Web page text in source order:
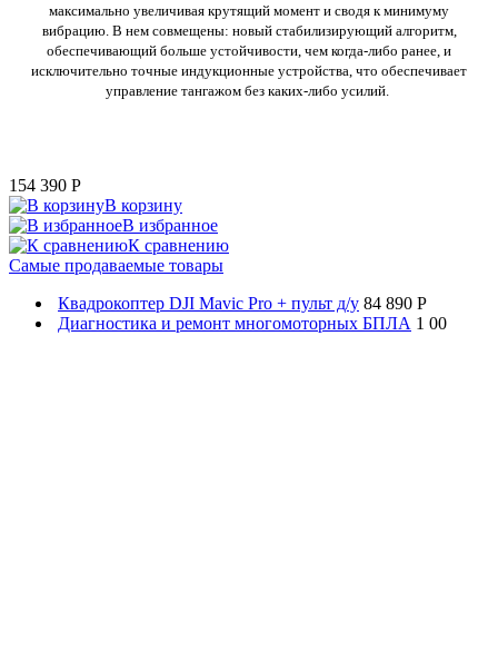
максимально увеличивая крутящий момент и сводя к минимуму
вибрацию. В нем совмещены: новый стабилизирующий алгоритм,
обеспечивающий больше устойчивости, чем когда-либо ранее, и
исключительно точные индукционные устройства, что обеспечивает
управление тангажом без каких-либо усилий.
154 390 P
В корзину
В избранное
К сравнению
Самые продаваемые товары
Квадрокоптер DJI Mavic Pro + пульт д/у 84 890 P
Диагностика и ремонт многомоторных БПЛА 1 00